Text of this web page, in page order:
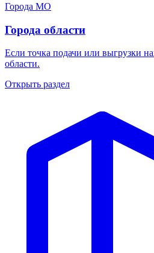
Города МО
Города области
Если точка подачи или выгрузки
области.
Открыть раздел